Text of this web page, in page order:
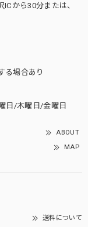
から30分または、
る場合あり
日/木曜日/金曜日
ABOUT
MAP
送料について